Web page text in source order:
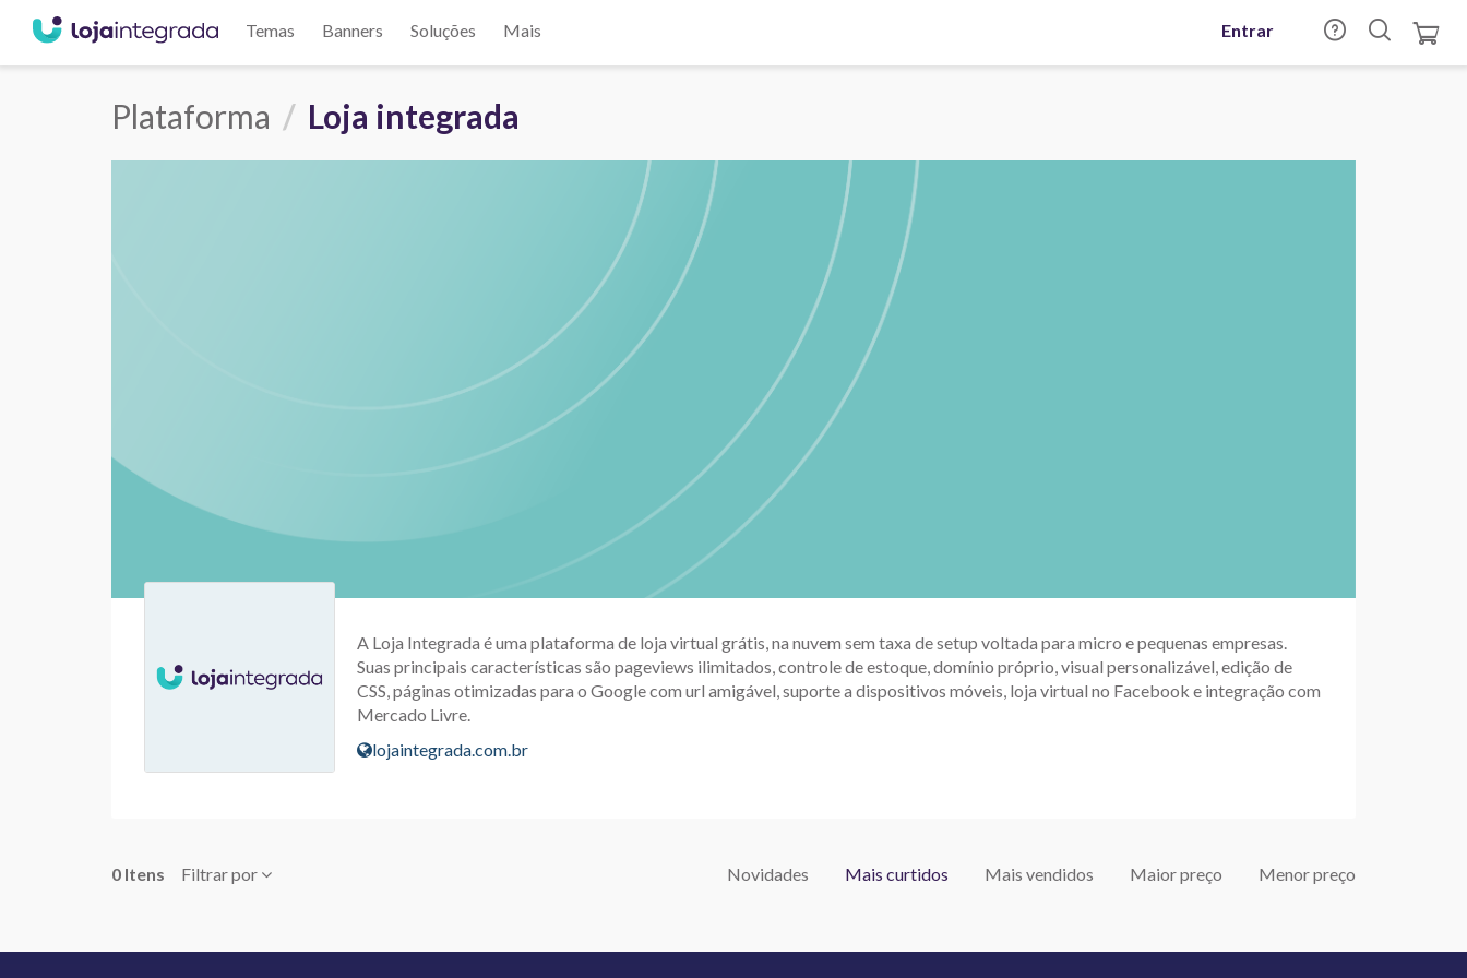
Temas Banners Soluções Mais Entrar
Plataforma Loja integrada
A Loja Integrada é uma plataforma de loja virtual grátis, na nuvem sem taxa de setup voltada para micro e pequenas empresas.
Suas principais características são pageviews ilimitados, controle de estoque, domínio próprio, visual personalizável, edição de
CSS, páginas otimizadas para o Google com url amigável, suporte a dispositivos móveis, loja virtual no Facebook e integração com
Mercado Livre.
lojaintegrada.com.br
0 Itens Filtrar por Novidades Mais curtidos Mais vendidos Maior preço Menor preço